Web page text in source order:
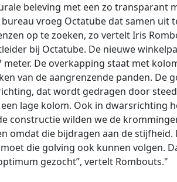
beleving met een zo transparant
vroeg Octatube dat sa­men uit
op te zoeken, zo vertelt Iris
bij Octatube. De nieuwe
meter. De overkapping staat met
van de aangrenzende panden. De
dat wordt gedragen door
lage kolom. Ook in dwarsrichting
constructie wilden we de
omdat die bijdragen aan de stijf­heid.
die golving ook kunnen volgen.
gezocht”, vertelt Rombouts."